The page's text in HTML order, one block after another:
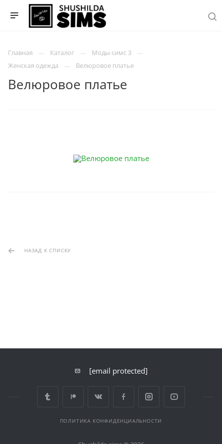
Главная Каталог
Моды симс 3
Женская одежда
Велюровое платье
Велюровое платье
НАЗАД К СПИСКУ
[email protected]
ПОЛИТИКА КОНФИДЕНЦИАЛЬНОСТИ